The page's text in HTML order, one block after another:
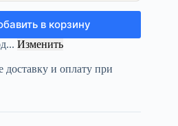
в корзину
Изменить
доставку и оплату при